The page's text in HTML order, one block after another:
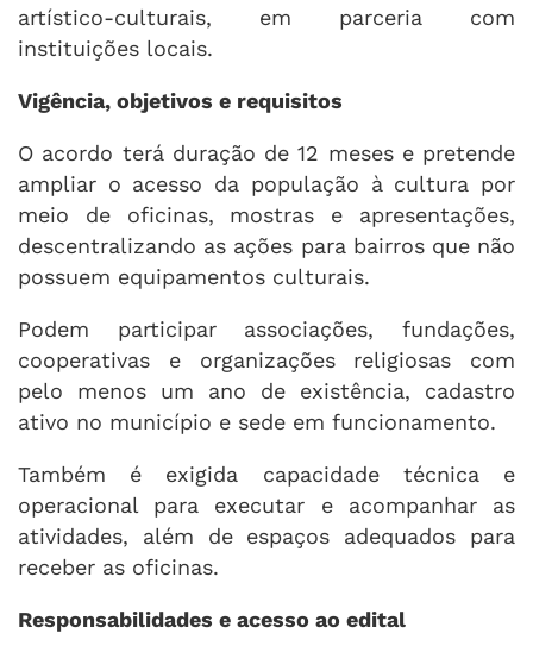
artístico-culturais, em parceria com
instituições locais.
Vigência, objetivos e requisitos
O acordo terá duração de 12 meses e pretende
ampliar o acesso da população à cultura por
meio de oficinas, mostras e apresentações,
descentralizando as ações para bairros que não
possuem equipamentos culturais.
Podem participar associações, fundações,
cooperativas e organizações religiosas com
pelo menos um ano de existência, cadastro
ativo no município e sede em funcionamento.
Também é exigida capacidade técnica e
operacional para executar e acompanhar as
atividades, além de espaços adequados para
receber as oficinas.
Responsabilidades e acesso ao edital